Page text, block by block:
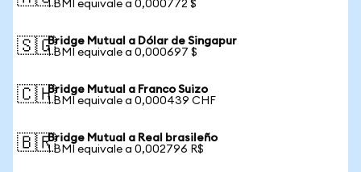
1 BMI equivale a 0,000772 $
🇸🇬Bridge Mutual a Dólar de Singapur
1 BMI equivale a 0,000697 $
🇨🇭Bridge Mutual a Franco Suizo
1 BMI equivale a 0,000439 CHF
🇧🇷Bridge Mutual a Real brasileño
1 BMI equivale a 0,002796 R$